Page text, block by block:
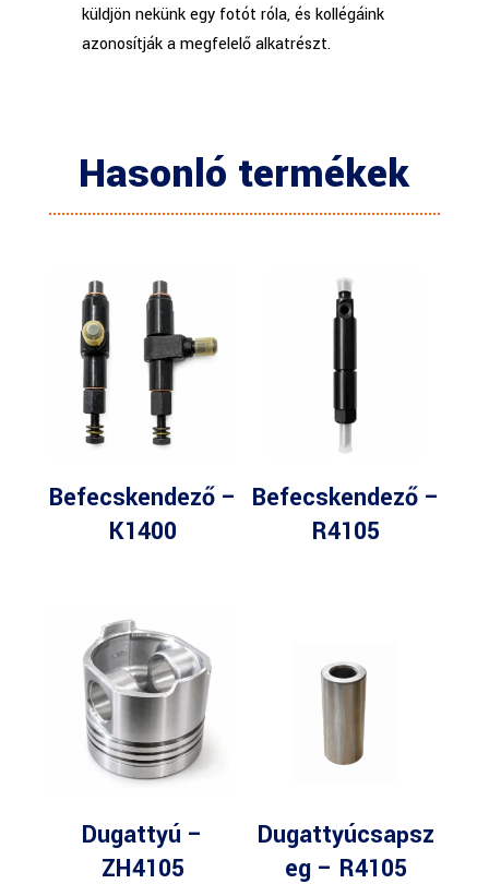
küldjön nekünk egy fotót róla, és kollégáink
azonosítják a megfelelő alkatrészt.
Hasonló termékek
Befecskendező –
K1400
Befecskendező –
R4105
Dugattyú –
ZH4105
Dugattyúcsapsz
eg – R4105